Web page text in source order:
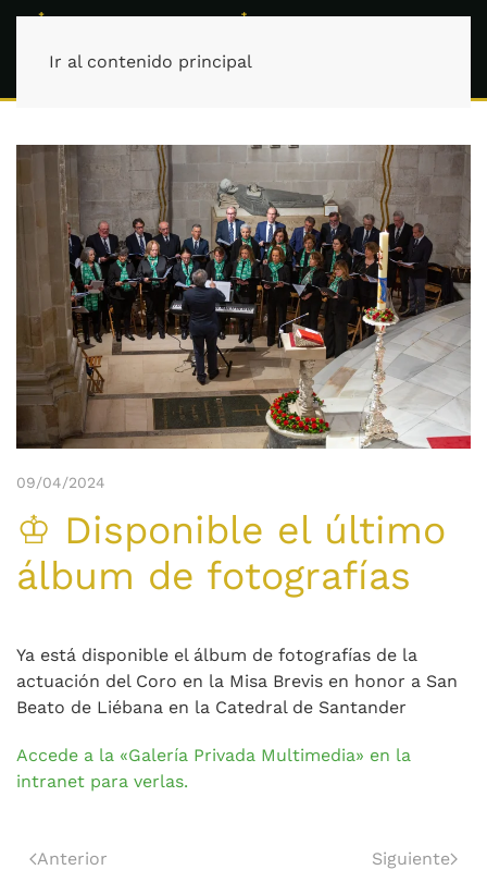
Ir al contenido principal
09/04/2024
♔ Disponible el último
álbum de fotografías
Ya está disponible el álbum de fotografías de la
actuación del Coro en la Misa Brevis en honor a San
Beato de Liébana en la Catedral de Santander
Accede a la «Galería Privada Multimedia» en la
intranet para verlas.
Anterior Siguiente